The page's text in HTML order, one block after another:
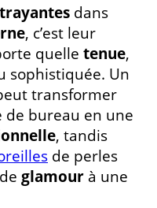
dans
, c’est leur
quelle tenue,
sophistiquée. Un
transformer
bureau en une
, tandis
de perles
glamour à une